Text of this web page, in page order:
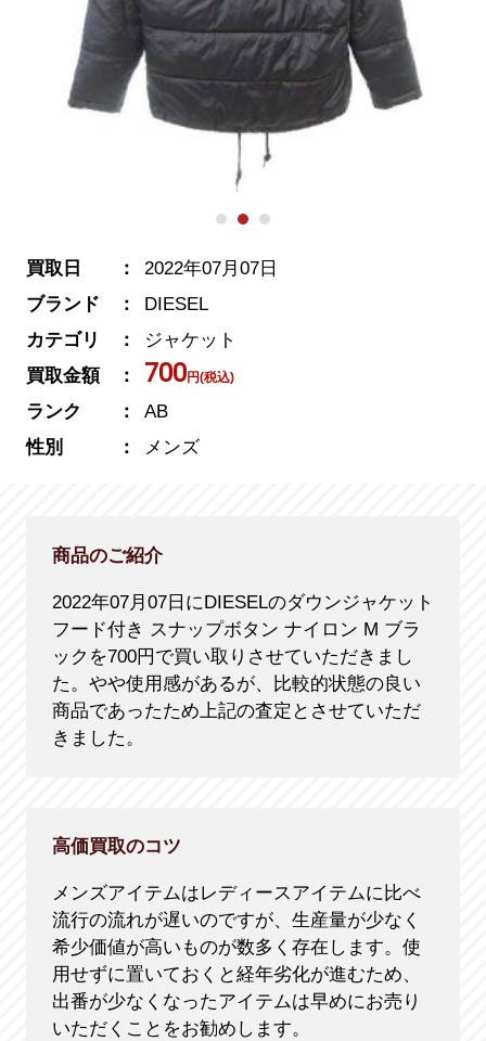
買取日
2022年07月07日
ブランド
DIESEL
カテゴリ
ジャケット
買取金額
700円(税込)
ランク
AB
性別
メンズ
商品のご紹介
2022年07月07日にDIESELのダウンジャケット
フード付き スナップボタン ナイロン M ブラ
ックを700円で買い取りさせていただきまし
た。やや使用感があるが、比較的状態の良い
商品であったため上記の査定とさせていただ
きました。
高価買取のコツ
メンズアイテムはレディースアイテムに比べ
流行の流れが遅いのですが、生産量が少なく
希少価値が高いものが数多く存在します。使
用せずに置いておくと経年劣化が進むため、
出番が少なくなったアイテムは早めにお売り
いただくことをお勧めします。